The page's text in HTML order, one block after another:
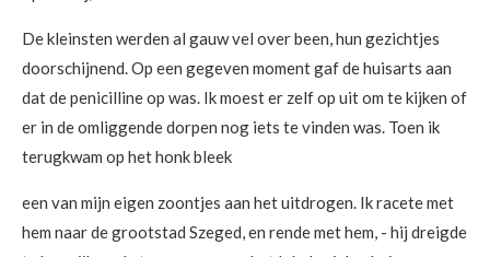
De kleinsten werden al gauw vel over been, hun gezichtjes
doorschijnend. Op een gegeven moment gaf de huisarts aan
dat de penicilline op was. Ik moest er zelf op uit om te kijken of
er in de omliggende dorpen nog iets te vinden was. Toen ik
terugkwam op het honk bleek
een van mijn eigen zoontjes aan het uitdrogen. Ik racete met
hem naar de grootstad Szeged, en rende met hem, - hij dreigde